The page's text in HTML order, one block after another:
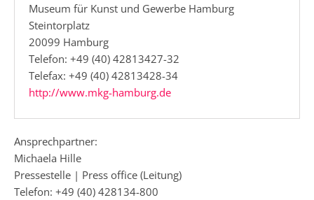
Museum für Kunst und Gewerbe Hamburg
Steintorplatz
20099 Hamburg
Telefon: +49 (40) 42813427-32
Telefax: +49 (40) 42813428-34
http://www.mkg-hamburg.de
Ansprechpartner:
Michaela Hille
Pressestelle | Press office (Leitung)
Telefon: +49 (40) 428134-800